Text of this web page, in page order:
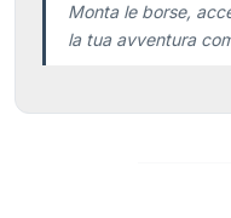
Monta le borse,
la tua avventura